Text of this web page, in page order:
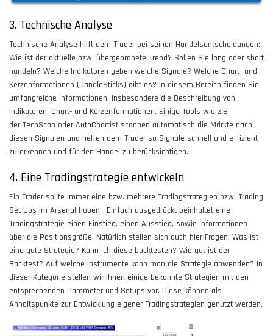
3. Technische Analyse
Technische Analyse hilft dem Trader bei seinen Handelsentscheidungen:
Wie ist der aktuelle bzw. übergeordnete Trend? Sollen Sie long oder short
handeln? Welche Indikatoren geben welche Signale? Welche Chart- und
Kerzenformationen (CandleSticks) gibt es? In diesem Bereich finden Sie
umfangreiche Informationen, insbesondere die Beschreibung von
Indikatoren, Chart- und Kerzenformationen. Einige Tools wie z.B.
der TechScan oder AutoChartist scannen automatisch die Märkte nach
diesen Signalen und helfen dem Trader so Signale schnell und effizient
zu erkennen und für den Handel zu berücksichtigen.
4. Eine Tradingstrategie entwickeln
Ein Trader sollte immer eine bzw. mehrere Tradingstrategien bzw. Trading
Set-Ups im Arsenal haben. Einfach ausgedrückt beinhaltet eine
Tradingstrategie einen Einstieg, einen Ausstieg, sowie Informationen
über die Positionsgröße. Natürlich stellen sich auch hier Fragen: Was ist
eine gute Strategie? Kann ich diese backtesten? Wie gut ist der
Backtest? Auf welche Instrumente kann man die Strategie anwenden? In
dieser Kategorie stellen wir Ihnen einige bekannte Strategien mit den
entsprechenden Parameter und Setups vor. Diese können als
Anhaltspunkte zur Entwicklung eigener Tradingstrategien genutzt werden.